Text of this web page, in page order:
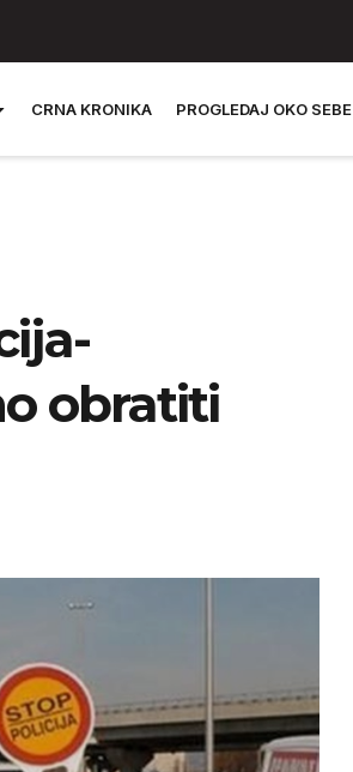
CRNA KRONIKA PROGLEDAJ OKO SEBE
obratiti